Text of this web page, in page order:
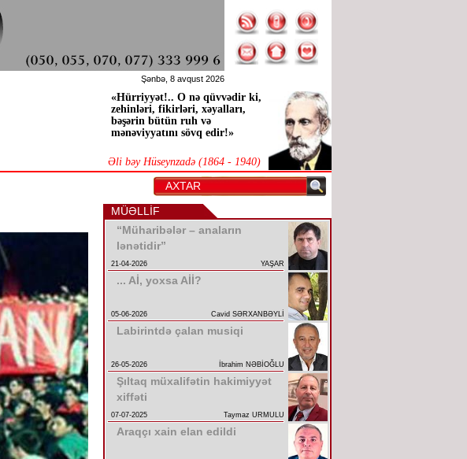
Şənbə, 8 avqust 2026
«Hürriyyət!.. O nə qüvvədir ki,
zehinləri, fikirləri, xəyalları,
bəşərin bütün ruh və
mənəviyyatını sövq edir!»
Əli bəy Hüseynzadə (1864 - 1940)
MÜƏLLİF
“Müharibələr – anaların
lənətidir”
21-04-2026 YAŞAR
... Aİ, yoxsa Aİİ?
05-06-2026 Cavid SƏRXANBƏYLİ
Labirintdə çalan musiqi
26-05-2026 İbrahim NƏBİOĞLU
Şıltaq müxalifətin hakimiyyət
xiffəti
07-07-2025 Taymaz URMULU
Araqçı xain elan edildi